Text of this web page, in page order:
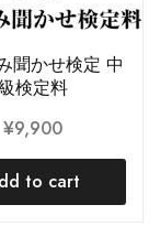
聞かせ検定 中
検定料
¥9,900
to cart